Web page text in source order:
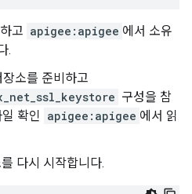
고 apigee:apigee 에서 소유
.
소를 준비하고
구성을 참
확인 apigee:apigee 에서 읽
다시 시작합니다.